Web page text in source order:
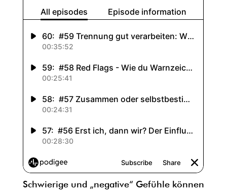
Schwierige und „negative“ Gefühle können